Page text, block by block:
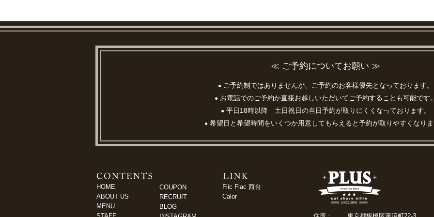
≪ ご予約についてお願い ≫
●ご予約制ではありませんが、ご予約のお客様優先となっております。
●お電話でのご予約か直接お越しいただいてご予約することも可能です
●平日18時以降 土日祝日の当日予約が取りにくくなっております。
●希望日と希望時間をいくつか用意してもらえると予約が取りやすくなり
HOME
ABOUT US
MENU
COUPON
RECRUIT
BLOG
Flic Flac 西台
Calor